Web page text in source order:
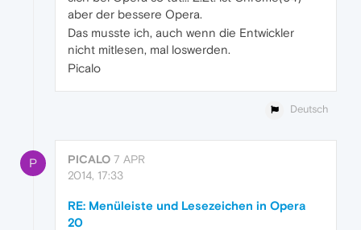
aber der bessere Opera.
Das musste ich, auch wenn die Entwickler
nicht mitlesen, mal loswerden.
Picalo
Deutsch
P PICALO 7 APR
2014, 17:33
RE: Menüleiste und Lesezeichen in Opera
20